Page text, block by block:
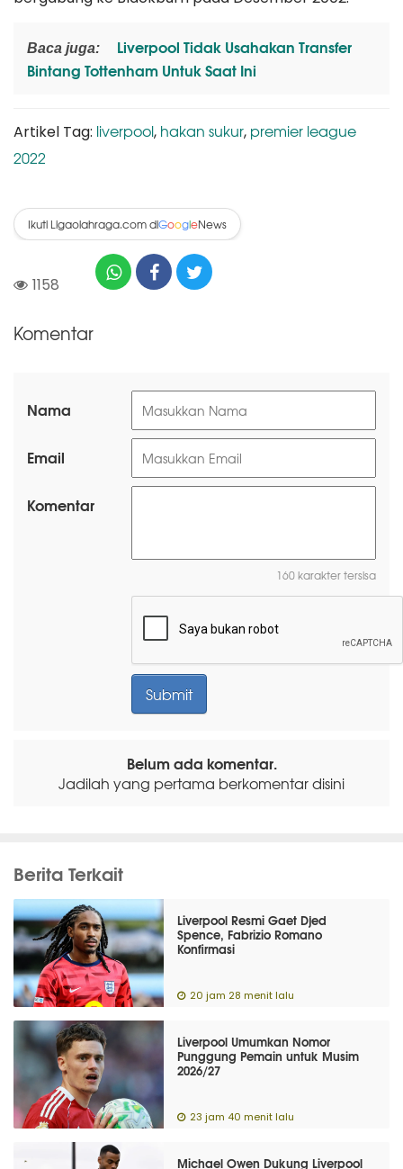
Baca juga:
Liverpool Tidak Usahakan Transfer
Bintang Tottenham Untuk Saat Ini
Artikel Tag: liverpool, hakan sukur, premier league
2022
Ikuti Ligaolahraga.com diGoogleNews
1158
Komentar
Nama
Email
Komentar
160 karakter tersisa
Belum ada komentar.
Jadilah yang pertama berkomentar disini
Berita Terkait
Liverpool Resmi Gaet Djed
Spence, Fabrizio Romano
Konfirmasi
20 jam 28 menit lalu
Liverpool Umumkan Nomor
Punggung Pemain untuk Musim
2026/27
23 jam 40 menit lalu
Michael Owen Dukung Liverpool